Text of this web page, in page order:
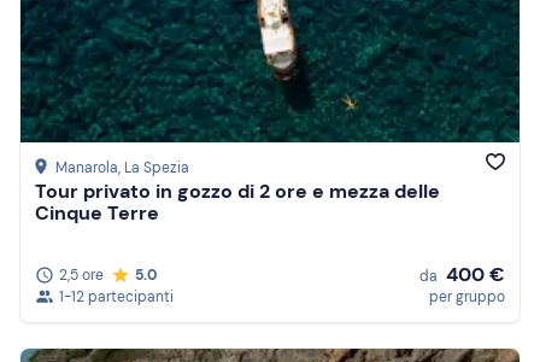
Manarola, La Spezia
Tour privato in gozzo di 2 ore e mezza delle
Cinque Terre
2,5 ore
5.0
1-12 partecipanti
da 400 €
per gruppo